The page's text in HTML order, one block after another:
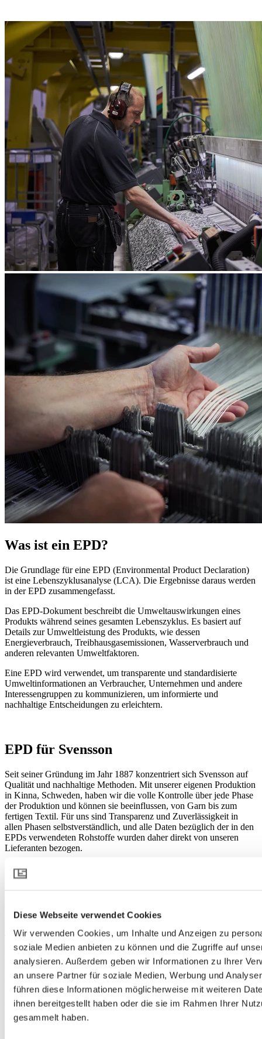
Diese Webseite verwendet Cookies
Wir verwenden Cookies, um Inhalte und Anzeigen zu
soziale Medien anbieten zu können und die Zugriffe auf
analysieren. Außerdem geben wir Informationen zu Ihrer
an unsere Partner für soziale Medien, Werbung und
führen diese Informationen möglicherweise mit weiteren
ihnen bereitgestellt haben oder die sie im Rahmen Ihrer
gesammelt haben.
Was ist ein EPD?
Die Grundlage für eine EPD (Environmental Product Declaration)
ist eine Lebenszyklusanalyse (LCA). Die Ergebnisse daraus werden
in der EPD zusammengefasst.
Das EPD-Dokument beschreibt die Umweltauswirkungen eines
Produkts während seines gesamten Lebenszyklus. Es basiert auf
Details zur Umweltleistung des Produkts, wie dessen
Energieverbrauch, Treibhausgasemissionen, Wasserverbrauch und
anderen relevanten Umweltfaktoren.
Eine EPD wird verwendet, um transparente und standardisierte
Umweltinformationen an Verbraucher, Unternehmen und andere
Interessengruppen zu kommunizieren, um informierte und
nachhaltige Entscheidungen zu erleichtern.
EPD für Svensson
Seit seiner Gründung im Jahr 1887 konzentriert sich Svensson auf
Qualität und nachhaltige Methoden. Mit unserer eigenen Produktion
in Kinna, Schweden, haben wir die volle Kontrolle über jede Phase
der Produktion und können sie beeinflussen, von Garn bis zum
fertigen Textil. Für uns sind Transparenz und Zuverlässigkeit in
allen Phasen selbstverständlich, und alle Daten bezüglich der in den
EPDs verwendeten Rohstoffe wurden daher direkt von unseren
Lieferanten bezogen.
Drittanbieterbewertung
Durch die Einhaltung von Product Category Rules (PCRs) für
Textilien erleichtern unsere EPDs sinnvolle Vergleiche mit anderen
Produkten auf dem Markt, die das gleiche PCR verwendet haben.
Umweltauswirkungen reduzieren
Die Lektionen aus der LCA haben uns geholfen, unsere aktuelle
Umweltbelastung zu verstehen, und dienen als Grundlage bei der